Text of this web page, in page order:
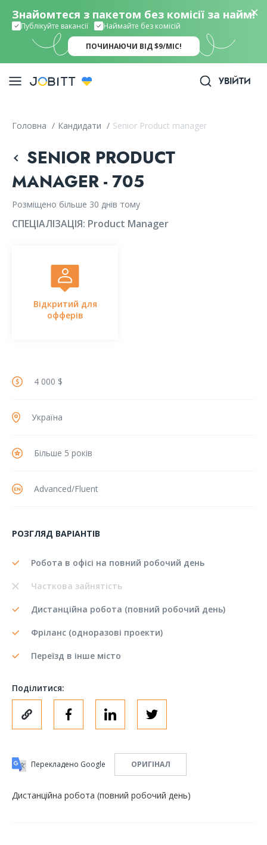
Знайомтеся з пакетом без комісії за найм!
Публікуйте вакансії Наймайте без комісій
ПОЧИНАЮЧИ ВІД $9/МІС!
УВІЙТИ
Головна / Кандидати / Senior Product manager
SENIOR PRODUCT
MANAGER - 705
Розміщено більше 30 днів тому
СПЕЦІАЛІЗАЦІЯ: Product Manager
Відкритий для
офферів
4 000 $
Україна
Більше 5 років
Advanced/Fluent
РОЗГЛЯД ВАРІАНТІВ
Робота в офісі на повний робочий день
Часткова зайнятість
Дистанційна робота (повний робочий день)
Фріланс (одноразові проекти)
Переїзд в інше місто
Поділитися:
Перекладено Google ОРИГІНАЛ
Дистанційна робота (повний робочий день)